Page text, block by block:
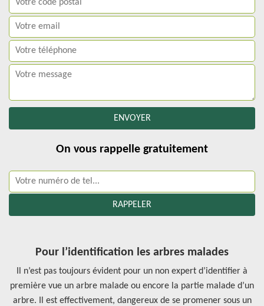
On vous rappelle gratuitement
Pour l’identification les arbres malades
Il n’est pas toujours évident pour un non expert d’identifier à
première vue un arbre malade ou encore la partie malade d’un
arbre. Il est effectivement, dangereux de se promener sous un